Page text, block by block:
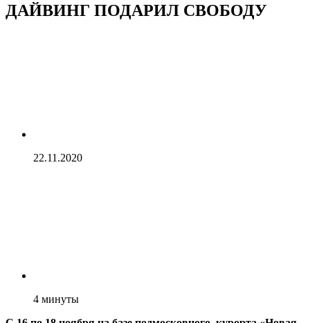
ДАЙВИНГ ПОДАРИЛ СВОБОДУ
22.11.2020
4 минуты